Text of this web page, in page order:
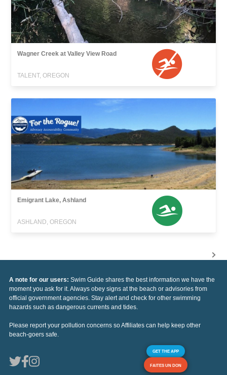
Wagner Creek at Valley View Road
TALENT, OREGON
Emigrant Lake, Ashland
ASHLAND, OREGON
A note for our users: Swim Guide shares the best information we have the
moment you ask for it. Always obey signs at the beach or advisories from
official government agencies. Stay alert and check for other swimming
hazards such as dangerous currents and tides.
Please report your pollution concerns so Affiliates can help keep other
beach-goers safe.
GET THE APP
FAITES UN DON